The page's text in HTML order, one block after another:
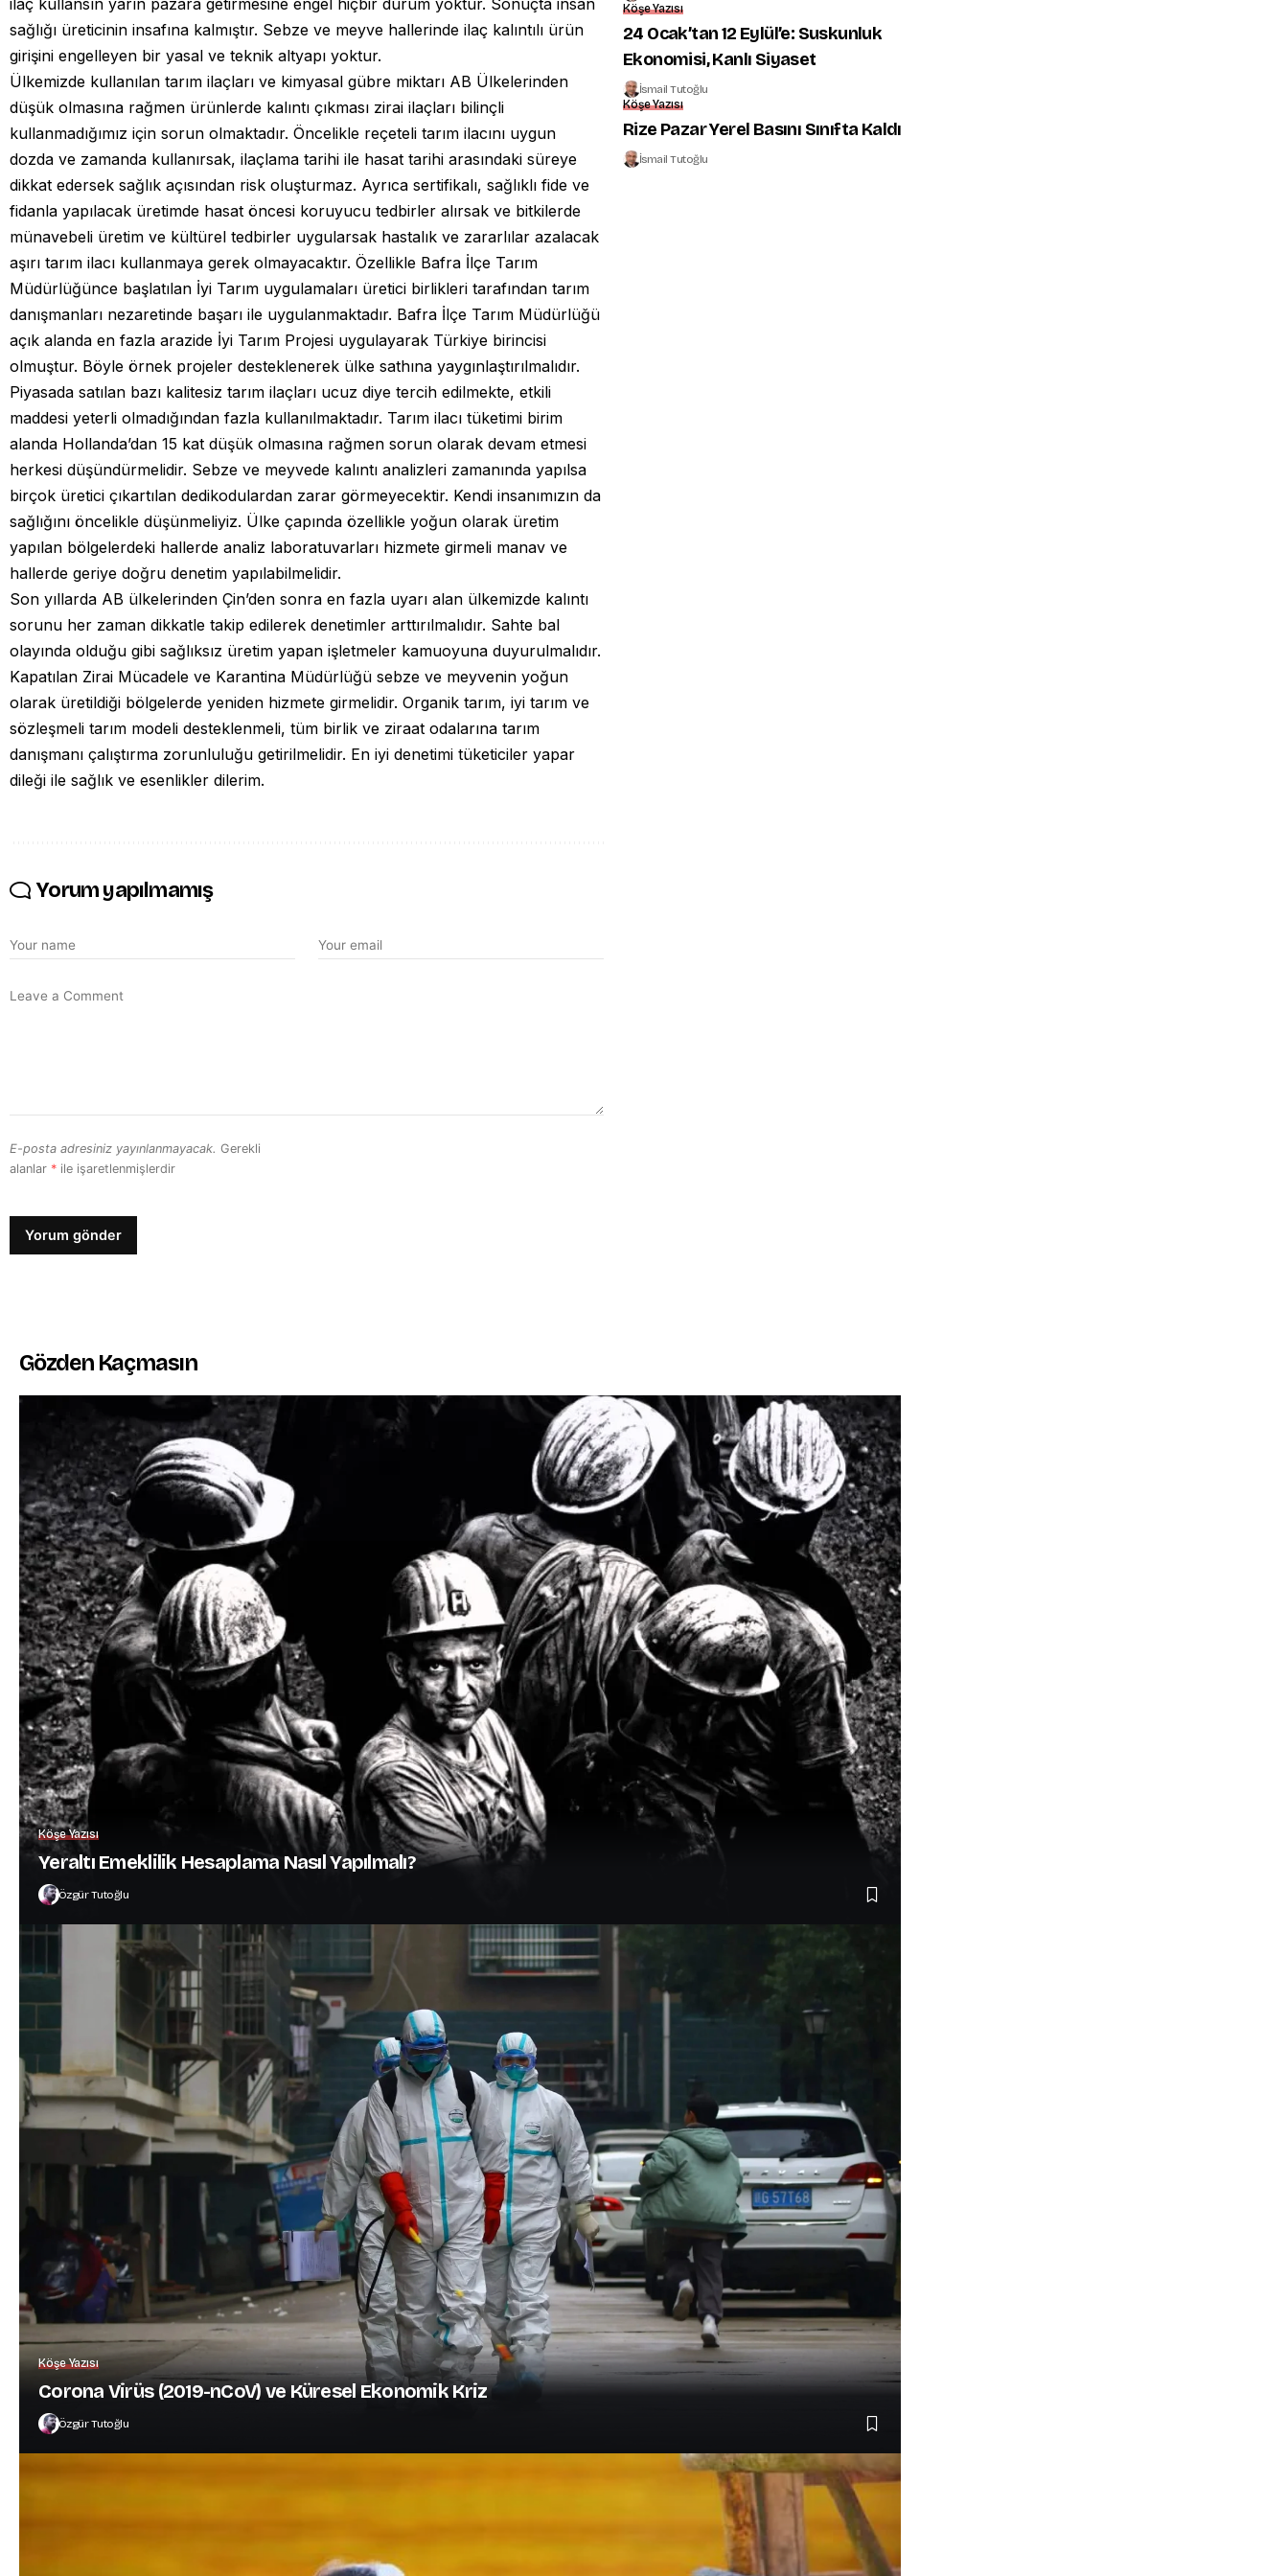
ilaç kullansın yarın pazara getirmesine engel hiçbir durum yoktur. Sonuçta insan
sağlığı üreticinin insafına kalmıştır. Sebze ve meyve hallerinde ilaç kalıntılı ürün
girişini engelleyen bir yasal ve teknik altyapı yoktur.
Ülkemizde kullanılan tarım ilaçları ve kimyasal gübre miktarı AB Ülkelerinden
düşük olmasına rağmen ürünlerde kalıntı çıkması zirai ilaçları bilinçli
kullanmadığımız için sorun olmaktadır. Öncelikle reçeteli tarım ilacını uygun
dozda ve zamanda kullanırsak, ilaçlama tarihi ile hasat tarihi arasındaki süreye
dikkat edersek sağlık açısından risk oluşturmaz. Ayrıca sertifikalı, sağlıklı fide ve
fidanla yapılacak üretimde hasat öncesi koruyucu tedbirler alırsak ve bitkilerde
münavebeli üretim ve kültürel tedbirler uygularsak hastalık ve zararlılar azalacak
aşırı tarım ilacı kullanmaya gerek olmayacaktır. Özellikle Bafra İlçe Tarım
Müdürlüğünce başlatılan İyi Tarım uygulamaları üretici birlikleri tarafından tarım
danışmanları nezaretinde başarı ile uygulanmaktadır. Bafra İlçe Tarım Müdürlüğü
açık alanda en fazla arazide İyi Tarım Projesi uygulayarak Türkiye birincisi
olmuştur. Böyle örnek projeler desteklenerek ülke sathına yaygınlaştırılmalıdır.
Piyasada satılan bazı kalitesiz tarım ilaçları ucuz diye tercih edilmekte, etkili
maddesi yeterli olmadığından fazla kullanılmaktadır. Tarım ilacı tüketimi birim
alanda Hollanda’dan 15 kat düşük olmasına rağmen sorun olarak devam etmesi
herkesi düşündürmelidir. Sebze ve meyvede kalıntı analizleri zamanında yapılsa
birçok üretici çıkartılan dedikodulardan zarar görmeyecektir. Kendi insanımızın da
sağlığını öncelikle düşünmeliyiz. Ülke çapında özellikle yoğun olarak üretim
yapılan bölgelerdeki hallerde analiz laboratuvarları hizmete girmeli manav ve
hallerde geriye doğru denetim yapılabilmelidir.
Son yıllarda AB ülkelerinden Çin’den sonra en fazla uyarı alan ülkemizde kalıntı
sorunu her zaman dikkatle takip edilerek denetimler arttırılmalıdır. Sahte bal
olayında olduğu gibi sağlıksız üretim yapan işletmeler kamuoyuna duyurulmalıdır.
Kapatılan Zirai Mücadele ve Karantina Müdürlüğü sebze ve meyvenin yoğun
olarak üretildiği bölgelerde yeniden hizmete girmelidir. Organik tarım, iyi tarım ve
sözleşmeli tarım modeli desteklenmeli, tüm birlik ve ziraat odalarına tarım
danışmanı çalıştırma zorunluluğu getirilmelidir. En iyi denetimi tüketiciler yapar
dileği ile sağlık ve esenlikler dilerim.
Yorum yapılmamış
E-posta adresiniz yayınlanmayacak. Gerekli
alanlar * ile işaretlenmişlerdir
Köşe Yazısı
24 Ocak’tan 12 Eylül’e: Suskunluk
Ekonomisi, Kanlı Siyaset
İsmail Tutoğlu
Köşe Yazısı
Rize Pazar Yerel Basını Sınıfta Kaldı
İsmail Tutoğlu
Gözden Kaçmasın
Köşe Yazısı
Yeraltı Emeklilik Hesaplama Nasıl Yapılmalı?
Özgür Tutoğlu
Köşe Yazısı
Corona Virüs (2019-nCoV) ve Küresel Ekonomik Kriz
Özgür Tutoğlu